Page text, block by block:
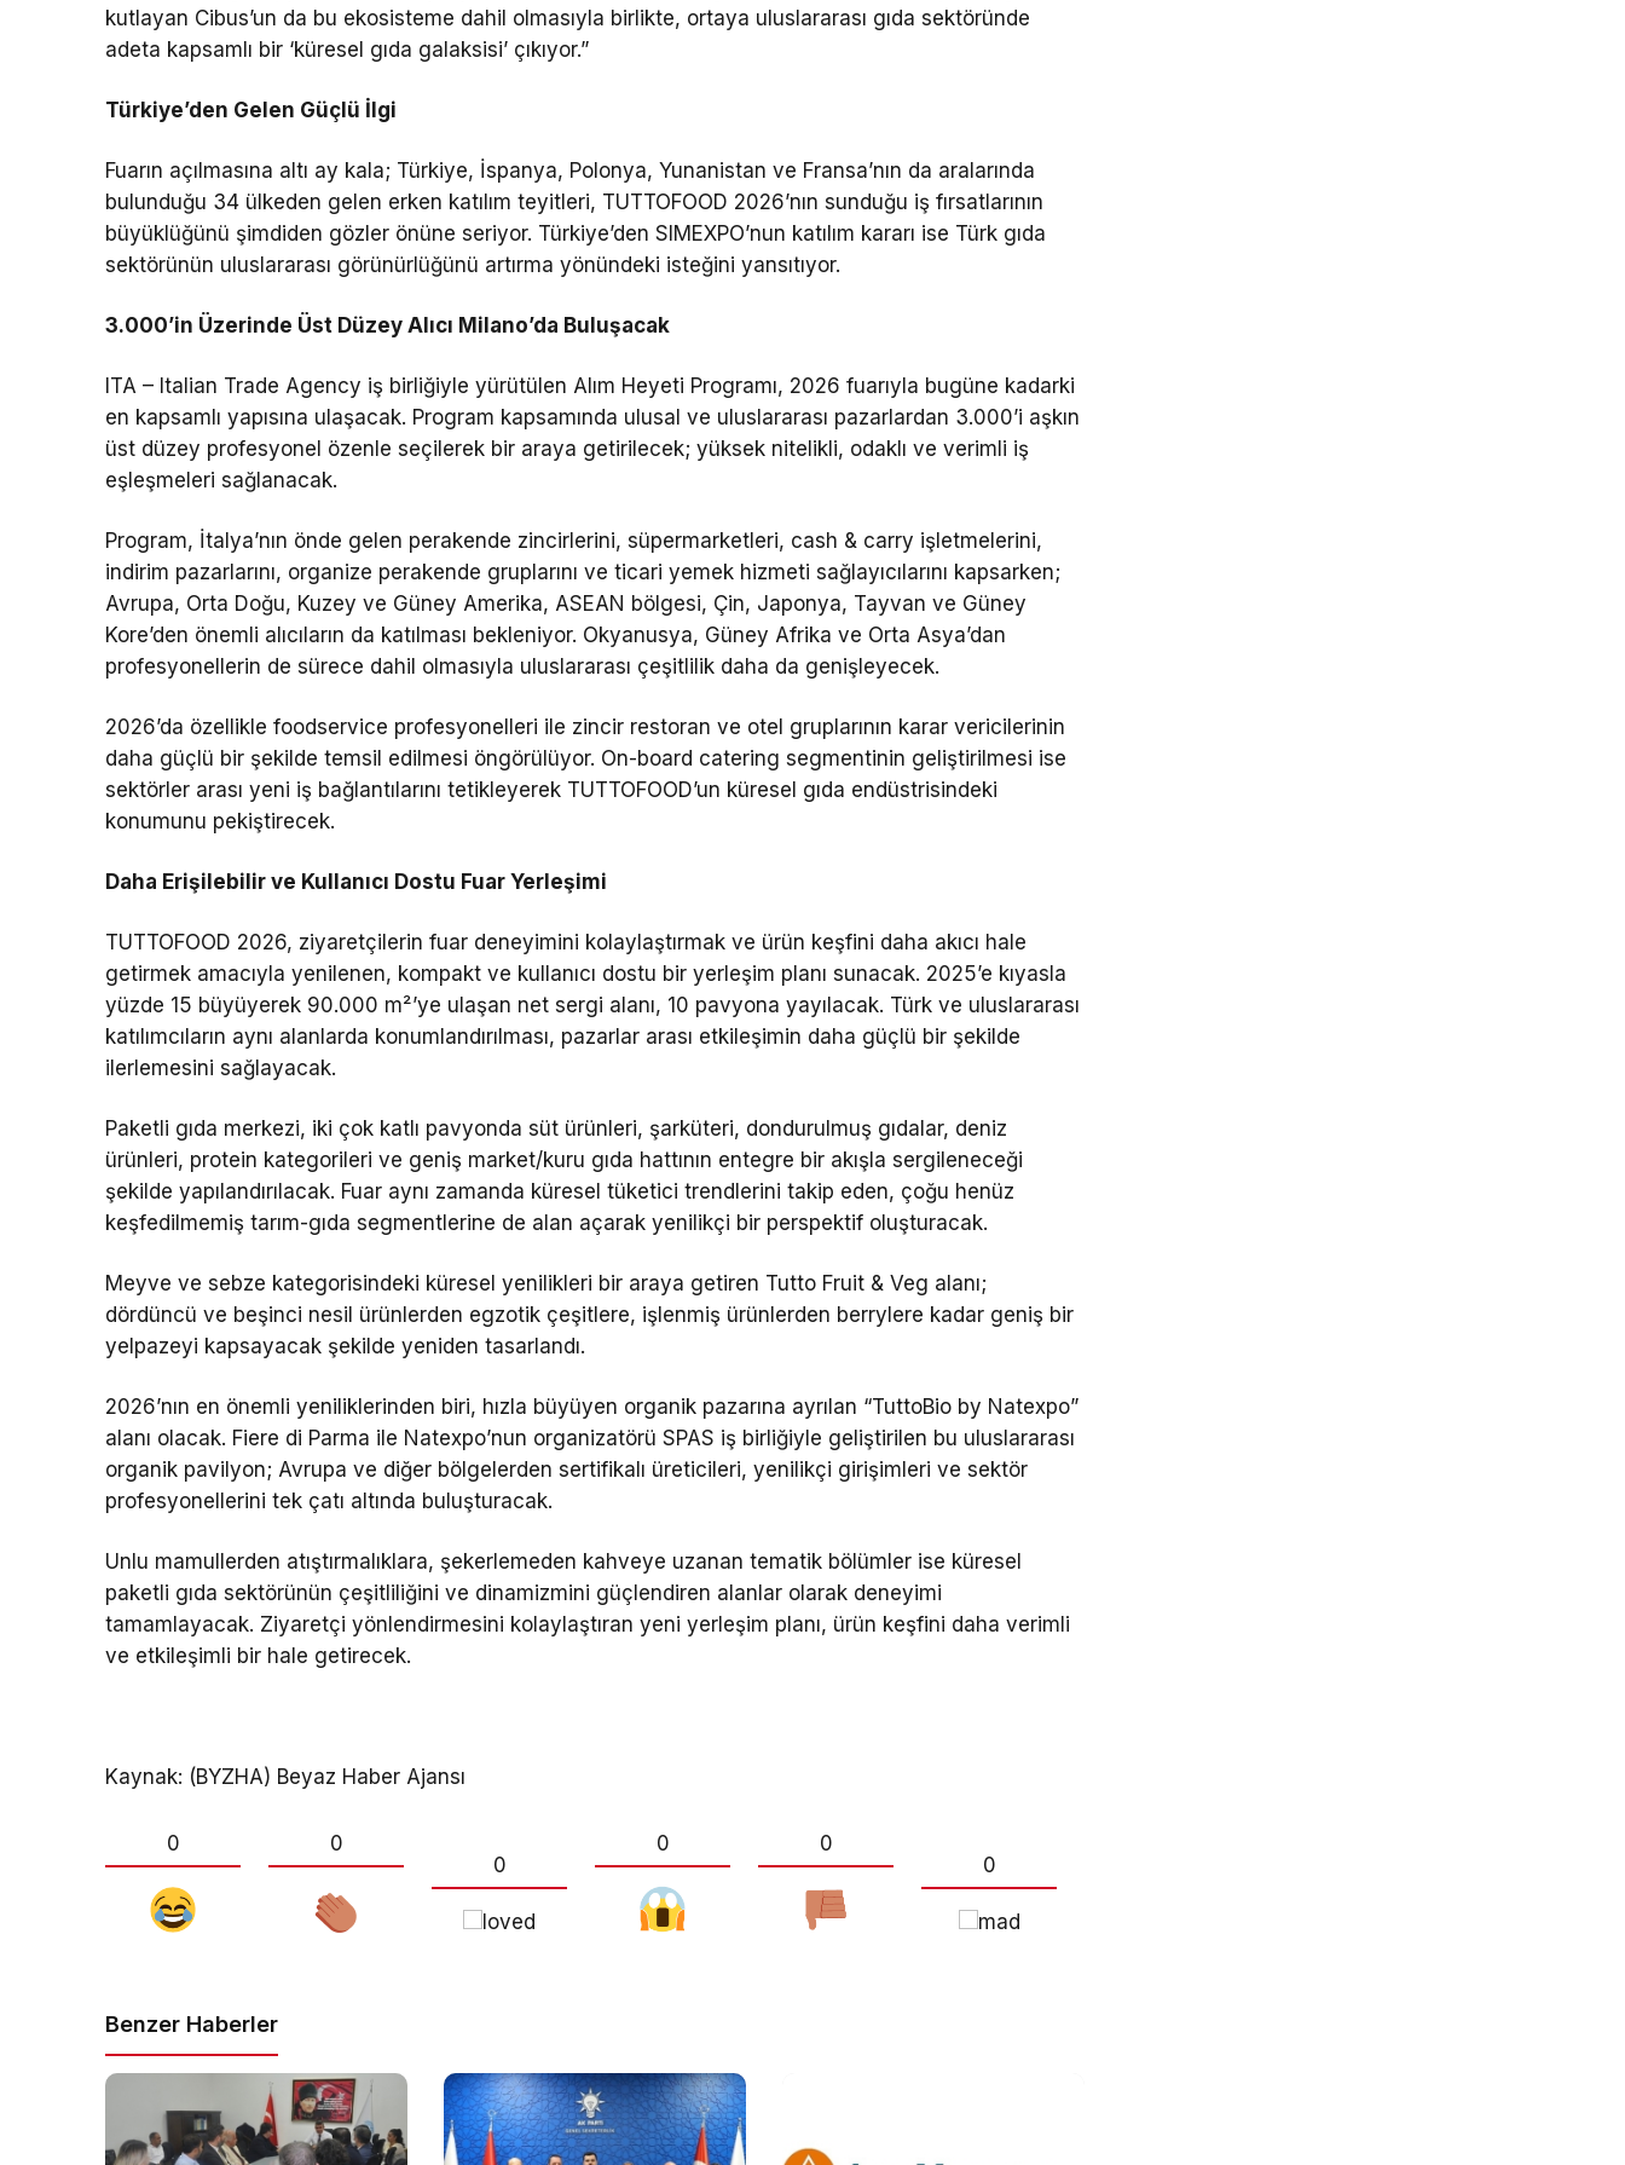
kutlayan Cibus’un da bu ekosisteme dahil olmasıyla birlikte, ortaya uluslararası gıda sektöründe
adeta kapsamlı bir ‘küresel gıda galaksisi’ çıkıyor.”
Türkiye’den Gelen Güçlü İlgi
Fuarın açılmasına altı ay kala; Türkiye, İspanya, Polonya, Yunanistan ve Fransa’nın da aralarında
bulunduğu 34 ülkeden gelen erken katılım teyitleri, TUTTOFOOD 2026’nın sunduğu iş fırsatlarının
büyüklüğünü şimdiden gözler önüne seriyor. Türkiye’den SIMEXPO’nun katılım kararı ise Türk gıda
sektörünün uluslararası görünürlüğünü artırma yönündeki isteğini yansıtıyor.
3.000’in Üzerinde Üst Düzey Alıcı Milano’da Buluşacak
ITA – Italian Trade Agency iş birliğiyle yürütülen Alım Heyeti Programı, 2026 fuarıyla bugüne kadarki
en kapsamlı yapısına ulaşacak. Program kapsamında ulusal ve uluslararası pazarlardan 3.000’i aşkın
üst düzey profesyonel özenle seçilerek bir araya getirilecek; yüksek nitelikli, odaklı ve verimli iş
eşleşmeleri sağlanacak.
Program, İtalya’nın önde gelen perakende zincirlerini, süpermarketleri, cash & carry işletmelerini,
indirim pazarlarını, organize perakende gruplarını ve ticari yemek hizmeti sağlayıcılarını kapsarken;
Avrupa, Orta Doğu, Kuzey ve Güney Amerika, ASEAN bölgesi, Çin, Japonya, Tayvan ve Güney
Kore’den önemli alıcıların da katılması bekleniyor. Okyanusya, Güney Afrika ve Orta Asya’dan
profesyonellerin de sürece dahil olmasıyla uluslararası çeşitlilik daha da genişleyecek.
2026’da özellikle foodservice profesyonelleri ile zincir restoran ve otel gruplarının karar vericilerinin
daha güçlü bir şekilde temsil edilmesi öngörülüyor. On-board catering segmentinin geliştirilmesi ise
sektörler arası yeni iş bağlantılarını tetikleyerek TUTTOFOOD’un küresel gıda endüstrisindeki
konumunu pekiştirecek.
Daha Erişilebilir ve Kullanıcı Dostu Fuar Yerleşimi
TUTTOFOOD 2026, ziyaretçilerin fuar deneyimini kolaylaştırmak ve ürün keşfini daha akıcı hale
getirmek amacıyla yenilenen, kompakt ve kullanıcı dostu bir yerleşim planı sunacak. 2025’e kıyasla
yüzde 15 büyüyerek 90.000 m²’ye ulaşan net sergi alanı, 10 pavyona yayılacak. Türk ve uluslararası
katılımcıların aynı alanlarda konumlandırılması, pazarlar arası etkileşimin daha güçlü bir şekilde
ilerlemesini sağlayacak.
Paketli gıda merkezi, iki çok katlı pavyonda süt ürünleri, şarküteri, dondurulmuş gıdalar, deniz
ürünleri, protein kategorileri ve geniş market/kuru gıda hattının entegre bir akışla sergileneceği
şekilde yapılandırılacak. Fuar aynı zamanda küresel tüketici trendlerini takip eden, çoğu henüz
keşfedilmemiş tarım-gıda segmentlerine de alan açarak yenilikçi bir perspektif oluşturacak.
Meyve ve sebze kategorisindeki küresel yenilikleri bir araya getiren Tutto Fruit & Veg alanı;
dördüncü ve beşinci nesil ürünlerden egzotik çeşitlere, işlenmiş ürünlerden berrylere kadar geniş bir
yelpazeyi kapsayacak şekilde yeniden tasarlandı.
2026’nın en önemli yeniliklerinden biri, hızla büyüyen organik pazarına ayrılan “TuttoBio by Natexpo”
alanı olacak. Fiere di Parma ile Natexpo’nun organizatörü SPAS iş birliğiyle geliştirilen bu uluslararası
organik pavilyon; Avrupa ve diğer bölgelerden sertifikalı üreticileri, yenilikçi girişimleri ve sektör
profesyonellerini tek çatı altında buluşturacak.
Unlu mamullerden atıştırmalıklara, şekerlemeden kahveye uzanan tematik bölümler ise küresel
paketli gıda sektörünün çeşitliliğini ve dinamizmini güçlendiren alanlar olarak deneyimi
tamamlayacak. Ziyaretçi yönlendirmesini kolaylaştıran yeni yerleşim planı, ürün keşfini daha verimli
ve etkileşimli bir hale getirecek.
Kaynak: (BYZHA) Beyaz Haber Ajansı
0
0
0
0
0
0
Benzer Haberler